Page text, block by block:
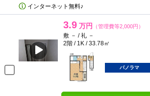
インターネット無料♪
3.9 万円 （管理費等2,000円）
敷 － / 礼 －
2階 / 1K / 33.78㎡
パノラマ